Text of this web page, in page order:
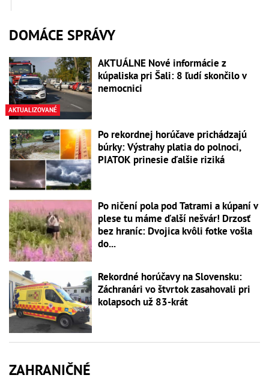
DOMÁCE SPRÁVY
AKTUALIZOVANÉ
AKTUÁLNE Nové informácie z
kúpaliska pri Šali: 8 ľudí skončilo v
nemocnici
Po rekordnej horúčave prichádzajú
búrky: Výstrahy platia do polnoci,
PIATOK prinesie ďalšie riziká
Po ničení pola pod Tatrami a kúpaní v
plese tu máme ďalší nešvár! Drzosť
bez hraníc: Dvojica kvôli fotke vošla
do...
Rekordné horúčavy na Slovensku:
Záchranári vo štvrtok zasahovali pri
kolapsoch už 83-krát
ZAHRANIČNÉ